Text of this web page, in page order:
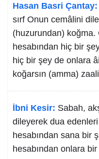
Hasan Basri Çantay:
sırf Onun cemâlini
(huzurundan) koğma.
hesabından hiç bir
hiç bir şey de onlara
koğarsın (amma)
İbni Kesir: Sabah,
dileyerek dua
hesabından sana bir
hesabından onlara